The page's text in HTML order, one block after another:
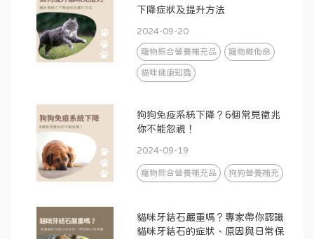
下降症狀及提升方法
2024-09-20
寵物綜合營養補充品 寵物維他命
貓咪健康知識
狗狗免疫系統下降？6個常見徵兆
你不能忽視！
2024-09-19
寵物綜合營養補充品 狗狗營養補充
貓咪牙結石嚴重嗎？專家帶你認識
貓咪牙結石的症狀、原因與日常保